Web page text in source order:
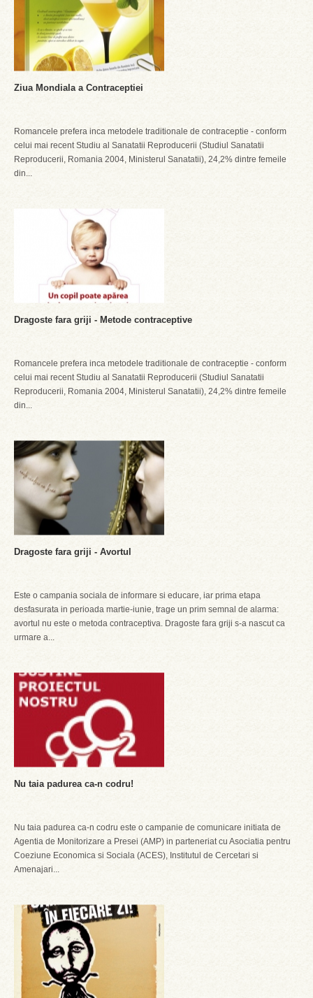
Ziua Mondiala a Contraceptiei
Romancele prefera inca metodele traditionale de contraceptie - conform
celui mai recent Studiu al Sanatatii Reproducerii (Studiul Sanatatii
Reproducerii, Romania 2004, Ministerul Sanatatii), 24,2% dintre femeile
din...
Dragoste fara griji - Metode contraceptive
Romancele prefera inca metodele traditionale de contraceptie - conform
celui mai recent Studiu al Sanatatii Reproducerii (Studiul Sanatatii
Reproducerii, Romania 2004, Ministerul Sanatatii), 24,2% dintre femeile
din...
Dragoste fara griji - Avortul
Este o campania sociala de informare si educare, iar prima etapa
desfasurata in perioada martie-iunie, trage un prim semnal de alarma:
avortul nu este o metoda contraceptiva. Dragoste fara griji s-a nascut ca
urmare a...
Nu taia padurea ca-n codru!
Nu taia padurea ca-n codru este o campanie de comunicare initiata de
Agentia de Monitorizare a Presei (AMP) in parteneriat cu Asociatia pentru
Coeziune Economica si Sociala (ACES), Institutul de Cercetari si
Amenajari...